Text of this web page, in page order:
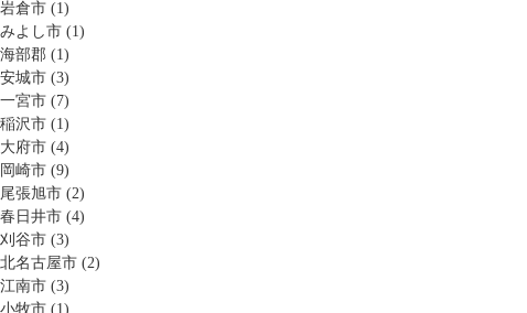
岩倉市 (1)
みよし市 (1)
海部郡 (1)
安城市 (3)
一宮市 (7)
稲沢市 (1)
大府市 (4)
岡崎市 (9)
尾張旭市 (2)
春日井市 (4)
刈谷市 (3)
北名古屋市 (2)
江南市 (3)
小牧市 (1)